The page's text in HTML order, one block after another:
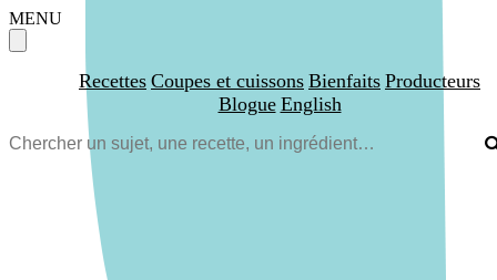
MENU
Recettes Coupes et cuissons Bienfaits Producteurs
Blogue English